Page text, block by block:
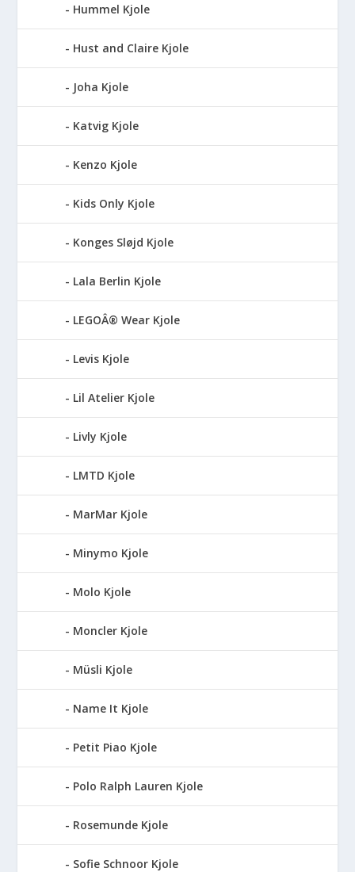
Hummel Kjole
Hust and Claire Kjole
Joha Kjole
Katvig Kjole
Kenzo Kjole
Kids Only Kjole
Konges Sløjd Kjole
Lala Berlin Kjole
LEGOÂ® Wear Kjole
Levis Kjole
Lil Atelier Kjole
Livly Kjole
LMTD Kjole
MarMar Kjole
Minymo Kjole
Molo Kjole
Moncler Kjole
Müsli Kjole
Name It Kjole
Petit Piao Kjole
Polo Ralph Lauren Kjole
Rosemunde Kjole
Sofie Schnoor Kjole